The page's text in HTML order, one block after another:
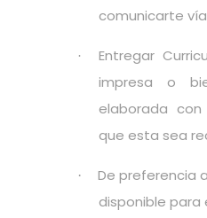
comunicarte
· Entregar
impresa o
elaborada
que esta sea
· De preferencia
disponible